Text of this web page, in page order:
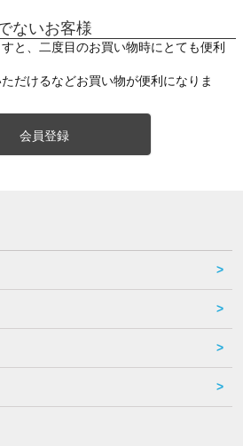
ないお客様
と、二度目のお買い物時にとても便利
だけるなどお買い物が便利になりま
会員登録